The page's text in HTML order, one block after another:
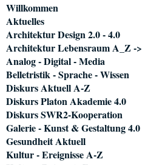
Navigation
überspringen
Willkommen
Aktuelles
Architektur Design 2.0 - 4.0
Architektur Lebensraum A_Z ->
Analog - Digital - Media
Belletristik - Sprache - Wissen
Diskurs Aktuell A-Z
Diskurs Platon Akademie 4.0
Diskurs SWR2-Kooperation
Galerie - Kunst & Gestaltung 4.0
Gesundheit Aktuell
Kultur - Ereignisse A-Z